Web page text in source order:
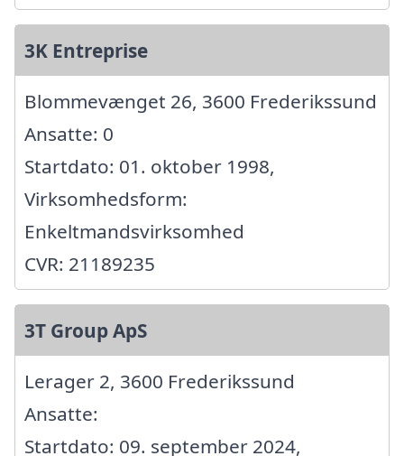
3K Entreprise
Blommevænget 26, 3600 Frederikssund
Ansatte: 0
Startdato: 01. oktober 1998,
Virksomhedsform:
Enkeltmandsvirksomhed
CVR: 21189235
3T Group ApS
Lerager 2, 3600 Frederikssund
Ansatte:
Startdato: 09. september 2024,